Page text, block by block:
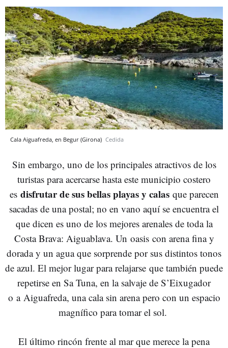
Cala Aiguafreda, en Begur (Girona) Cedida
Sin embargo, uno de los principales atractivos de los
turistas para acercarse hasta este municipio costero
es disfrutar de sus bellas playas y calas que parecen
sacadas de una postal; no en vano aquí se encuentra el
que dicen es uno de los mejores arenales de toda la
Costa Brava: Aiguablava. Un oasis con arena fina y
dorada y un agua que sorprende por sus distintos tonos
de azul. El mejor lugar para relajarse que también puede
repetirse en Sa Tuna, en la salvaje de S’Eixugador
o a Aiguafreda, una cala sin arena pero con un espacio
magnífico para tomar el sol.
El último rincón frente al mar que merece la pena